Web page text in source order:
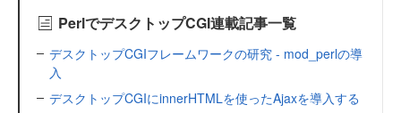
PerlでデスクトップCGI連載記事一覧
デスクトップCGIフレームワークの研究 - mod_perlの導
入
デスクトップCGIにinnerHTMLを使ったAjaxを導入する